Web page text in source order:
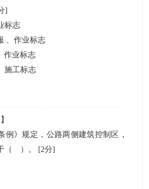
]
标志
、作业标志
作业标志
施工标志
】
例》规定，公路两侧建筑控制区，
（ ）。 [2分]